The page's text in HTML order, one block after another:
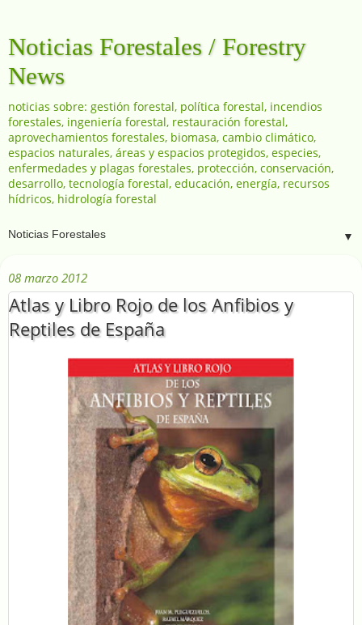
Noticias Forestales / Forestry
News
noticias sobre: gestión forestal, política forestal, incendios
forestales, ingeniería forestal, restauración forestal,
aprovechamientos forestales, biomasa, cambio climático,
espacios naturales, áreas y espacios protegidos, especies,
enfermedades y plagas forestales, protección, conservación,
desarrollo, tecnología forestal, educación, energía, recursos
hídricos, hidrología forestal
▼
08 marzo 2012
Atlas y Libro Rojo de los Anfibios y
Reptiles de España